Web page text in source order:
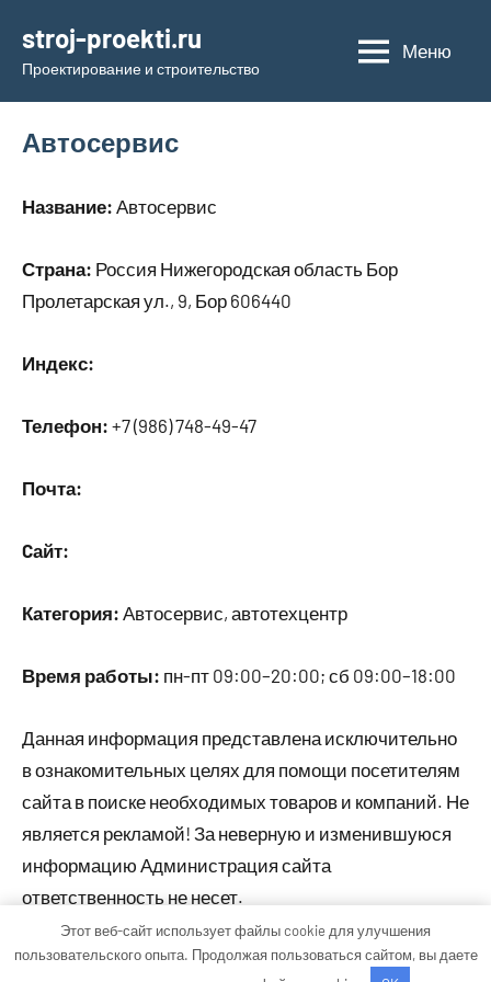
содержимому
stroj-proekti.ru
Проектирование и строительство
Меню
Автосервис
Название: Автосервис
Страна: Россия Нижегородская область Бор
Пролетарская ул., 9, Бор 606440
Индекс:
Телефон: +7 (986) 748-49-47
Почта:
Cайт:
Категория: Автосервис, автотехцентр
Время работы: пн-пт 09:00–20:00; сб 09:00–18:00
Данная информация представлена исключительно
в ознакомительных целях для помощи посетителям
сайта в поиске необходимых товаров и компаний. Не
является рекламой! За неверную и изменившуюся
информацию Администрация сайта
ответственность не несет.
Этот веб-сайт использует файлы cookie для улучшения
пользовательского опыта. Продолжая пользоваться сайтом, вы даете